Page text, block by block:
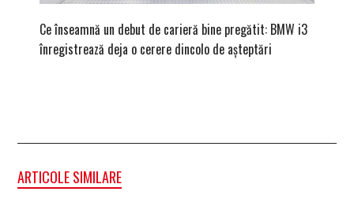
Ce înseamnă un debut de carieră bine pregătit: BMW i3
înregistrează deja o cerere dincolo de așteptări
ARTICOLE SIMILARE